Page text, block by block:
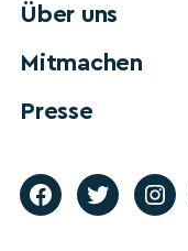
Über uns
Mitmachen
Presse